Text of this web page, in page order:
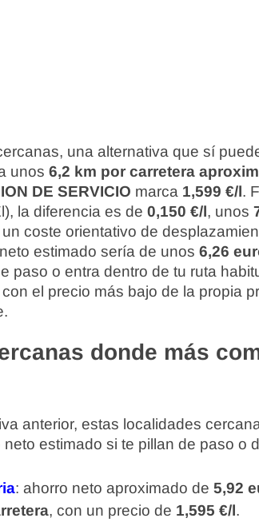
una alternativa que sí
unos 6,2 km por carretera
DE SERVICIO marca 1,599 €/l.
la diferencia es de 0,150 €/l, unos
coste orientativo de
estimado sería de unos 6,26
paso o entra dentro de tu ruta
el precio más bajo de la propia
donde más
anterior, estas localidades
estimado si te pillan de paso o
: ahorro neto aproximado de 5,92
, con un precio de 1,595 €/l.